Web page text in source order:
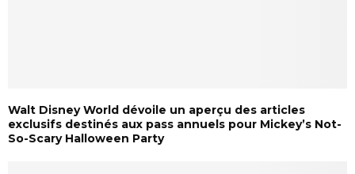
Walt Disney World dévoile un aperçu des articles
exclusifs destinés aux pass annuels pour Mickey’s Not-
So-Scary Halloween Party